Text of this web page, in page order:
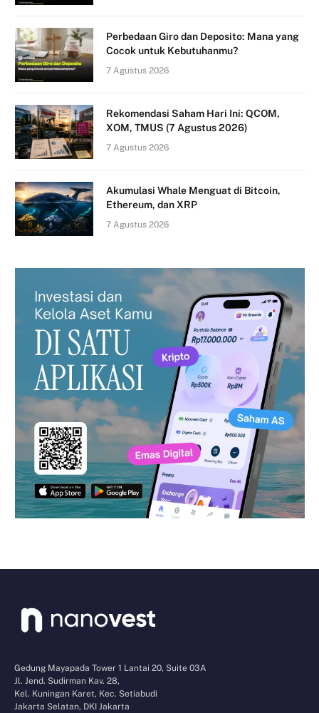
Perbedaan Giro dan Deposito: Mana yang
Cocok untuk Kebutuhanmu?
7 Agustus 2026
Rekomendasi Saham Hari Ini: QCOM,
XOM, TMUS (7 Agustus 2026)
7 Agustus 2026
Akumulasi Whale Menguat di Bitcoin,
Ethereum, dan XRP
7 Agustus 2026
Gedung Mayapada Tower 1 Lantai 20, Suite 03A
Jl. Jend. Sudirman Kav. 28,
Kel. Kuningan Karet, Kec. Setiabudi
Jakarta Selatan, DKI Jakarta